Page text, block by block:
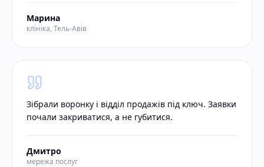
Марина
клініка, Тель-Авів
Зібрали воронку і відділ продажів під ключ. Заявки
почали закриватися, а не губитися.
Дмитро
мережа послуг